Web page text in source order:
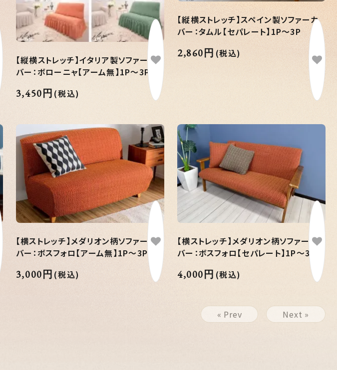
【縦横ストレッチ】イタリア製ソファーカ
バー：ボローニャ【アーム無】1P～3P
3,450円 (税込)
【縦横ストレッチ】スペイン製ソファーカ
バー：タムル【セパレート】1P～3P
2,860円 (税込)
【横ストレッチ】メダリオン柄ソファーカ
バー：ボスフォロ【アーム無】1P～3P
3,000円 (税込)
【横ストレッチ】メダリオン柄ソファーカ
バー：ボスフォロ【セパレート】1P～3P
4,000円 (税込)
« Prev Next »